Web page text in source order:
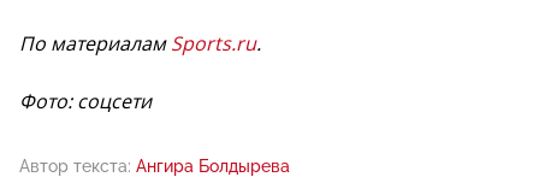
По материаламSports.ru.
Фото: соцсети
Автор текста: Ангира Болдырева